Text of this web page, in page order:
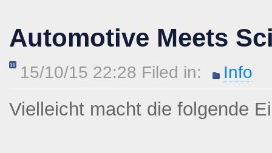
Automotive Meets
15/10/15 22:28 Filed in: Info
Vielleicht macht die folgende